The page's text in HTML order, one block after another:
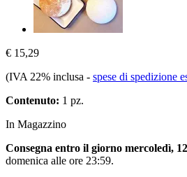
€ 15,29
(IVA 22% inclusa - spese di spedizione
Contenuto: 1 pz.
In Magazzino
Consegna entro il giorno mercoledì,
domenica alle ore 23:59.